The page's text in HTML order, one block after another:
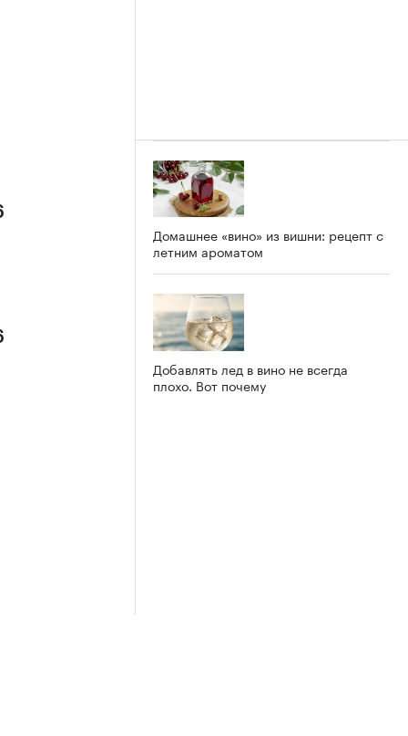
Домашнее «вино» из вишни: рецепт с
летним ароматом
Добавлять лед в вино не всегда
плохо. Вот почему